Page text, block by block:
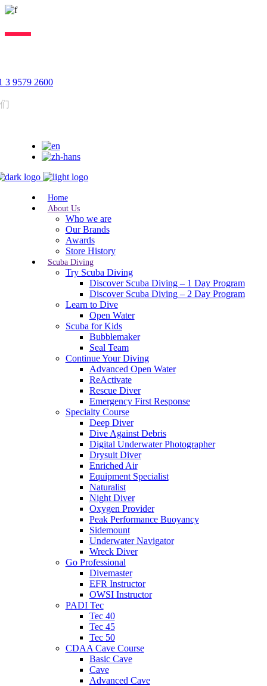
3 9579 2600
Home
About Us
Who we are
Our Brands
Awards
Store History
Scuba Diving
Try Scuba Diving
Discover Scuba Diving – 1 Day Program
Discover Scuba Diving – 2 Day Program
Learn to Dive
Open Water
Scuba for Kids
Bubblemaker
Seal Team
Continue Your Diving
Advanced Open Water
ReActivate
Rescue Diver
Emergency First Response
Specialty Course
Deep Diver
Dive Against Debris
Digital Underwater Photographer
Drysuit Diver
Enriched Air
Equipment Specialist
Naturalist
Night Diver
Oxygen Provider
Peak Performance Buoyancy
Sidemount
Underwater Navigator
Wreck Diver
Go Professional
Divemaster
EFR Instructor
OWSI Instructor
PADI Tec
Tec 40
Tec 45
Tec 50
CDAA Cave Course
Basic Cave
Cave
Advanced Cave